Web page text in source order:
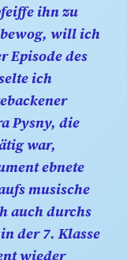
ihn zu
will ich
Episode des
ich
Pysny, die
war,
ebnete
musische
auch durchs
der 7. Klasse
wieder